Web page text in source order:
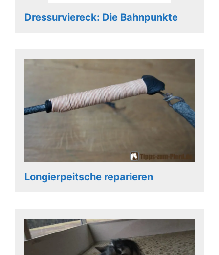
Dressurviereck: Die Bahnpunkte
Longierpeitsche reparieren